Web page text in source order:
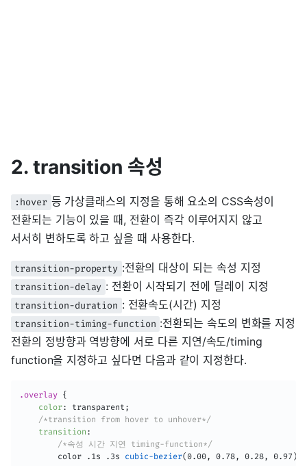
2. transition 속성
:hover 등 가상클래스의 지정을 통해 요소의 CSS속성이
전환되는 기능이 있을 때, 전환이 즉각 이루어지지 않고
서서히 변하도록 하고 싶을 때 사용한다.
transition-property :전환의 대상이 되는 속성 지정
transition-delay : 전환이 시작되기 전에 딜레이 지정
transition-duration : 전환속도(시간) 지정
transition-timing-function :전환되는 속도의 변화를 지정
전환의 정방향과 역방향에 서로 다른 지연/속도/timing
function을 지정하고 싶다면 다음과 같이 지정한다.
.overlay {
color: transparent ;
/*transition from hover to unhover*/
transition :
/*속성 시간 지연 timing-function*/
        color .1s .3s
cubic-bezier( 0.00, 0.78, 0.28, 0.97 )